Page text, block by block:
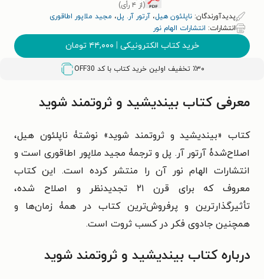
(از ۴ رأی)
پدیدآورندگان: ناپلئون هيل، آرتور آر. پل، مجید ملاپور اطاقوری
انتشارات: انتشارات الهام نور
خرید کتاب الکترونیکی | ۴۴,۰۰۰ تومان
٪۳۰ تخفیف اولین خرید کتاب با کد OFF30
معرفی کتاب بیندیشید و ثروتمند شوید
کتاب «بیندیشید و ثروتمند شوید» نوشتۀ ناپلئون هیل،
اصلاح‌شدۀ آرتور آر. پل و ترجمۀ مجید ملاپور اطاقوری است و
انتشارات الهام نور آن را منتشر کرده است. این کتاب
معروف که برای قرن ۲۱ تجدیدنظر و اصلاح شده،
تأثیرگذارترین و پرفروش‌ترین کتاب در همۀ زمان‌ها و
همچنین جادوی فکر در کسب ثروت است.
درباره کتاب بیندیشید و ثروتمند شوید